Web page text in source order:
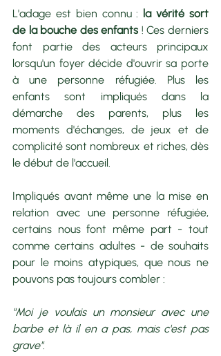
L'adage est bien connu : la vérité sort
de la bouche des enfants ! Ces derniers
font partie des acteurs principaux
lorsqu'un foyer décide d'ouvrir sa porte
à une personne réfugiée. Plus les
enfants sont impliqués dans la
démarche des parents, plus les
moments d'échanges, de jeux et de
complicité sont nombreux et riches, dès
le début de l'accueil.
Impliqués avant même une la mise en
relation avec une personne réfugiée,
certains nous font même part - tout
comme certains adultes - de souhaits
pour le moins atypiques, que nous ne
pouvons pas toujours combler :
"Moi je voulais un monsieur avec une
barbe et là il en a pas, mais c'est pas
grave".